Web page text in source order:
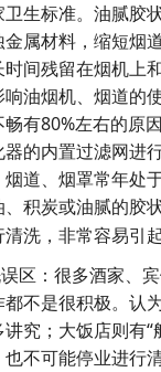
生标准。油腻胶
属材料，缩短烟
间残留在烟机上
油烟机、烟道的
有80%左右的原
的内置过滤网进
道、烟罩常年处
积炭或油腻的胶
洗，非常容易引起
区：很多酒家、
不是很积极。认
究；大饭店则有“
不可能停业进行